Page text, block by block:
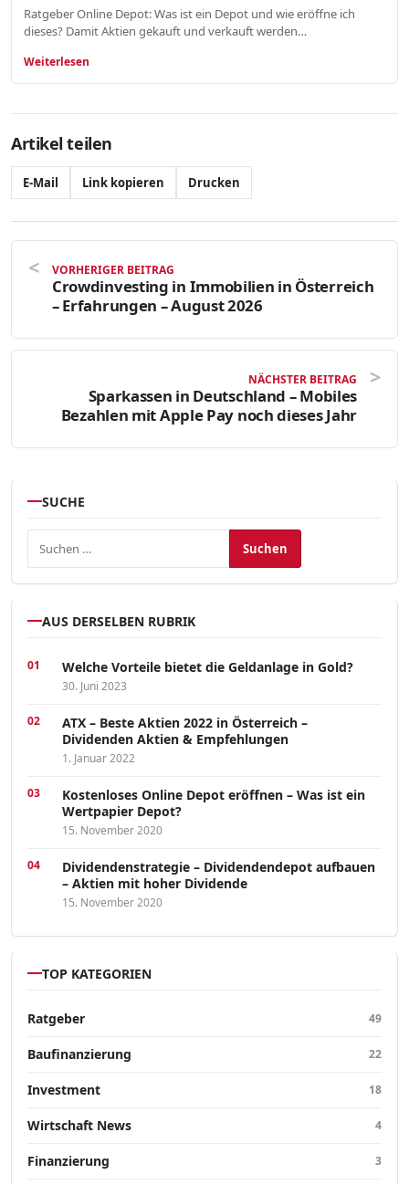
Ratgeber Online Depot: Was ist ein Depot und wie eröffne ich
dieses? Damit Aktien gekauft und verkauft werden…
Weiterlesen
Artikel teilen
E-Mail Link kopieren Drucken
VORHERIGER BEITRAG
Crowdinvesting in Immobilien in Österreich
– Erfahrungen – August 2026
NÄCHSTER BEITRAG
Sparkassen in Deutschland – Mobiles
Bezahlen mit Apple Pay noch dieses Jahr
SUCHE
AUS DERSELBEN RUBRIK
Welche Vorteile bietet die Geldanlage in Gold?
30. Juni 2023
ATX – Beste Aktien 2022 in Österreich –
Dividenden Aktien & Empfehlungen
1. Januar 2022
Kostenloses Online Depot eröffnen – Was ist ein
Wertpapier Depot?
15. November 2020
Dividendenstrategie – Dividendendepot aufbauen
– Aktien mit hoher Dividende
15. November 2020
TOP KATEGORIEN
Ratgeber 49
Baufinanzierung 22
Investment 18
Wirtschaft News 4
Finanzierung 3